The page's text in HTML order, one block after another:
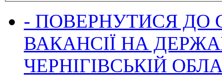
- ПОВЕРНУТИСЯ ДО
ВАКАНСІЇ НА
ЧЕРНІГІВСЬКІЙ